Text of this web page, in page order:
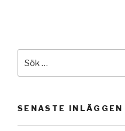
efter:
SENASTE INLÄGGEN